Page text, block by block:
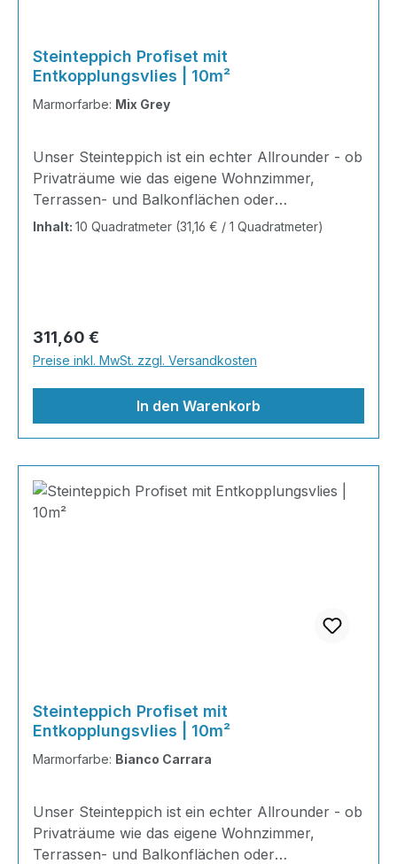
Steinteppich Profiset mit
Entkopplungsvlies | 10m²
Marmorfarbe: Mix Grey
Unser Steinteppich ist ein echter Allrounder - ob
Privaträume wie das eigene Wohnzimmer,
Terrassen- und Balkonflächen oder
Gewerbeobjekte und Ausstellungsräume; unsere
und einfach zu verlegen. Stöbern Sie in unserem
Shop nach Ihrer Lieblingsfarbe und legen Sie
gleich los. Marmorsteine haben von Natur aus
den Charakter der Einmaligk
Inhalt: 10 Quadratmeter (31,16 € / 1 Quadratmeter)
Regulärer Preis:
311,60 €
Preise inkl. MwSt. zzgl. Versandkosten
In den Warenkorb
Steinteppich Profiset mit
Entkopplungsvlies | 10m²
Marmorfarbe: Bianco Carrara
Unser Steinteppich ist ein echter Allrounder - ob
Privaträume wie das eigene Wohnzimmer,
Terrassen- und Balkonflächen oder